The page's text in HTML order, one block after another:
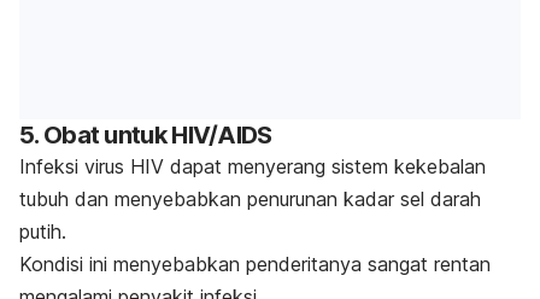
5. Obat untuk HIV/AIDS
Infeksi virus HIV dapat menyerang sistem kekebalan
tubuh dan menyebabkan penurunan kadar sel darah
putih.
Kondisi ini menyebabkan penderitanya sangat rentan